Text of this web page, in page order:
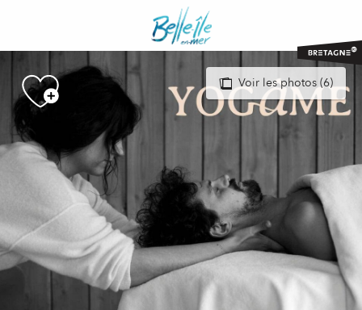
contenu
Voir les photos (6)